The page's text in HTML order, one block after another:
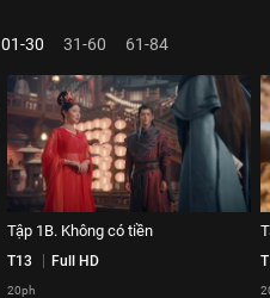
01-30 31-60 61-84
Tập 1B. Không có tiền
T13 Full HD
20ph